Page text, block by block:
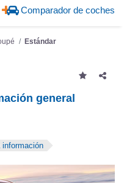
Comparador de coches
Estándar
general